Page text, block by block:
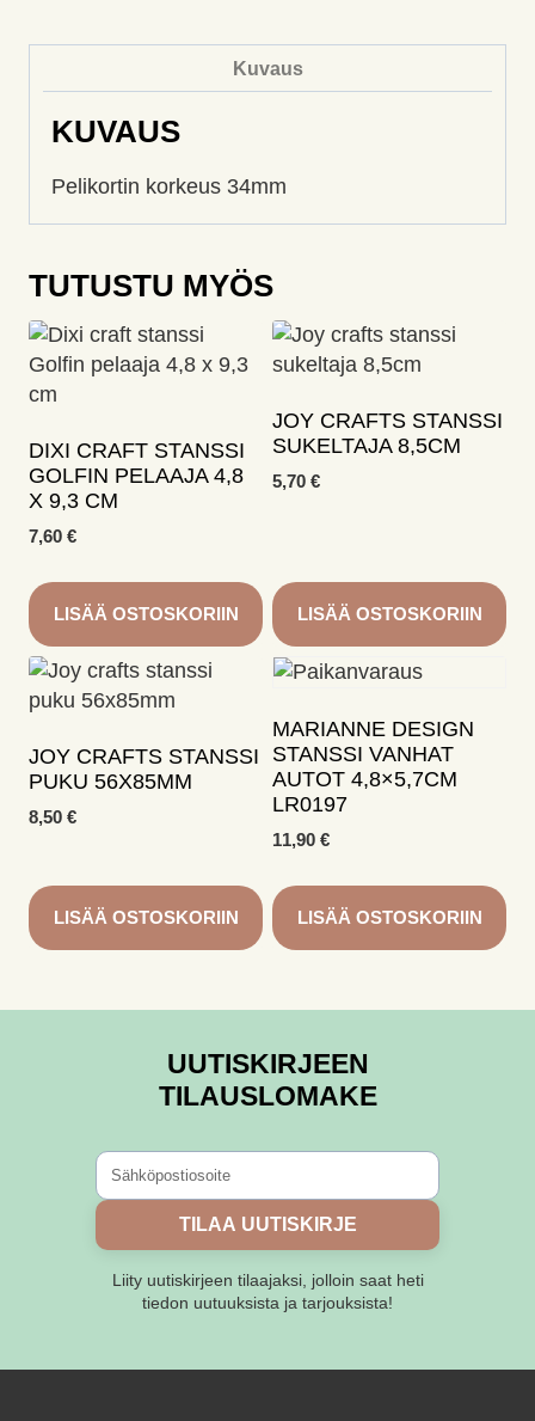
Kuvaus
KUVAUS
Pelikortin korkeus 34mm
TUTUSTU MYÖS
DIXI CRAFT STANSSI
GOLFIN PELAAJA 4,8
X 9,3 CM
7,60 €
LISÄÄ OSTOSKORIIN
JOY CRAFTS STANSSI
SUKELTAJA 8,5CM
5,70 €
LISÄÄ OSTOSKORIIN
JOY CRAFTS STANSSI
PUKU 56X85MM
8,50 €
LISÄÄ OSTOSKORIIN
MARIANNE DESIGN
STANSSI VANHAT
AUTOT 4,8×5,7CM
LR0197
11,90 €
LISÄÄ OSTOSKORIIN
UUTISKIRJEEN
TILAUSLOMAKE
TILAA UUTISKIRJE
Liity uutiskirjeen tilaajaksi, jolloin saat heti
tiedon uutuuksista ja tarjouksista!